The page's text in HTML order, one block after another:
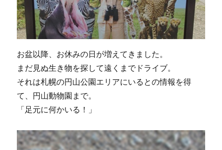
お盆以降、お休みの日が増えてきました。
まだ見ぬ生き物を探して遠くまでドライブ。
それは札幌の円山公園エリアにいるとの情報を得
て、円山動物園まで。
「足元に何かいる！」